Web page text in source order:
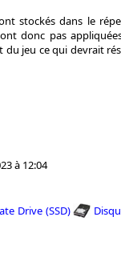
stockés dans le
donc pas
jeu ce qui devrait
à 12:04
Drive (SSD)